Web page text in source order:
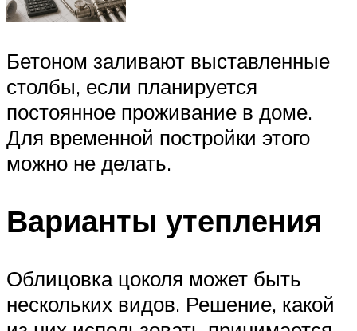
Бетоном заливают выставленные
столбы, если планируется
постоянное проживание в доме.
Для временной постройки этого
можно не делать.
Варианты утепления
Облицовка цоколя может быть
нескольких видов. Решение, какой